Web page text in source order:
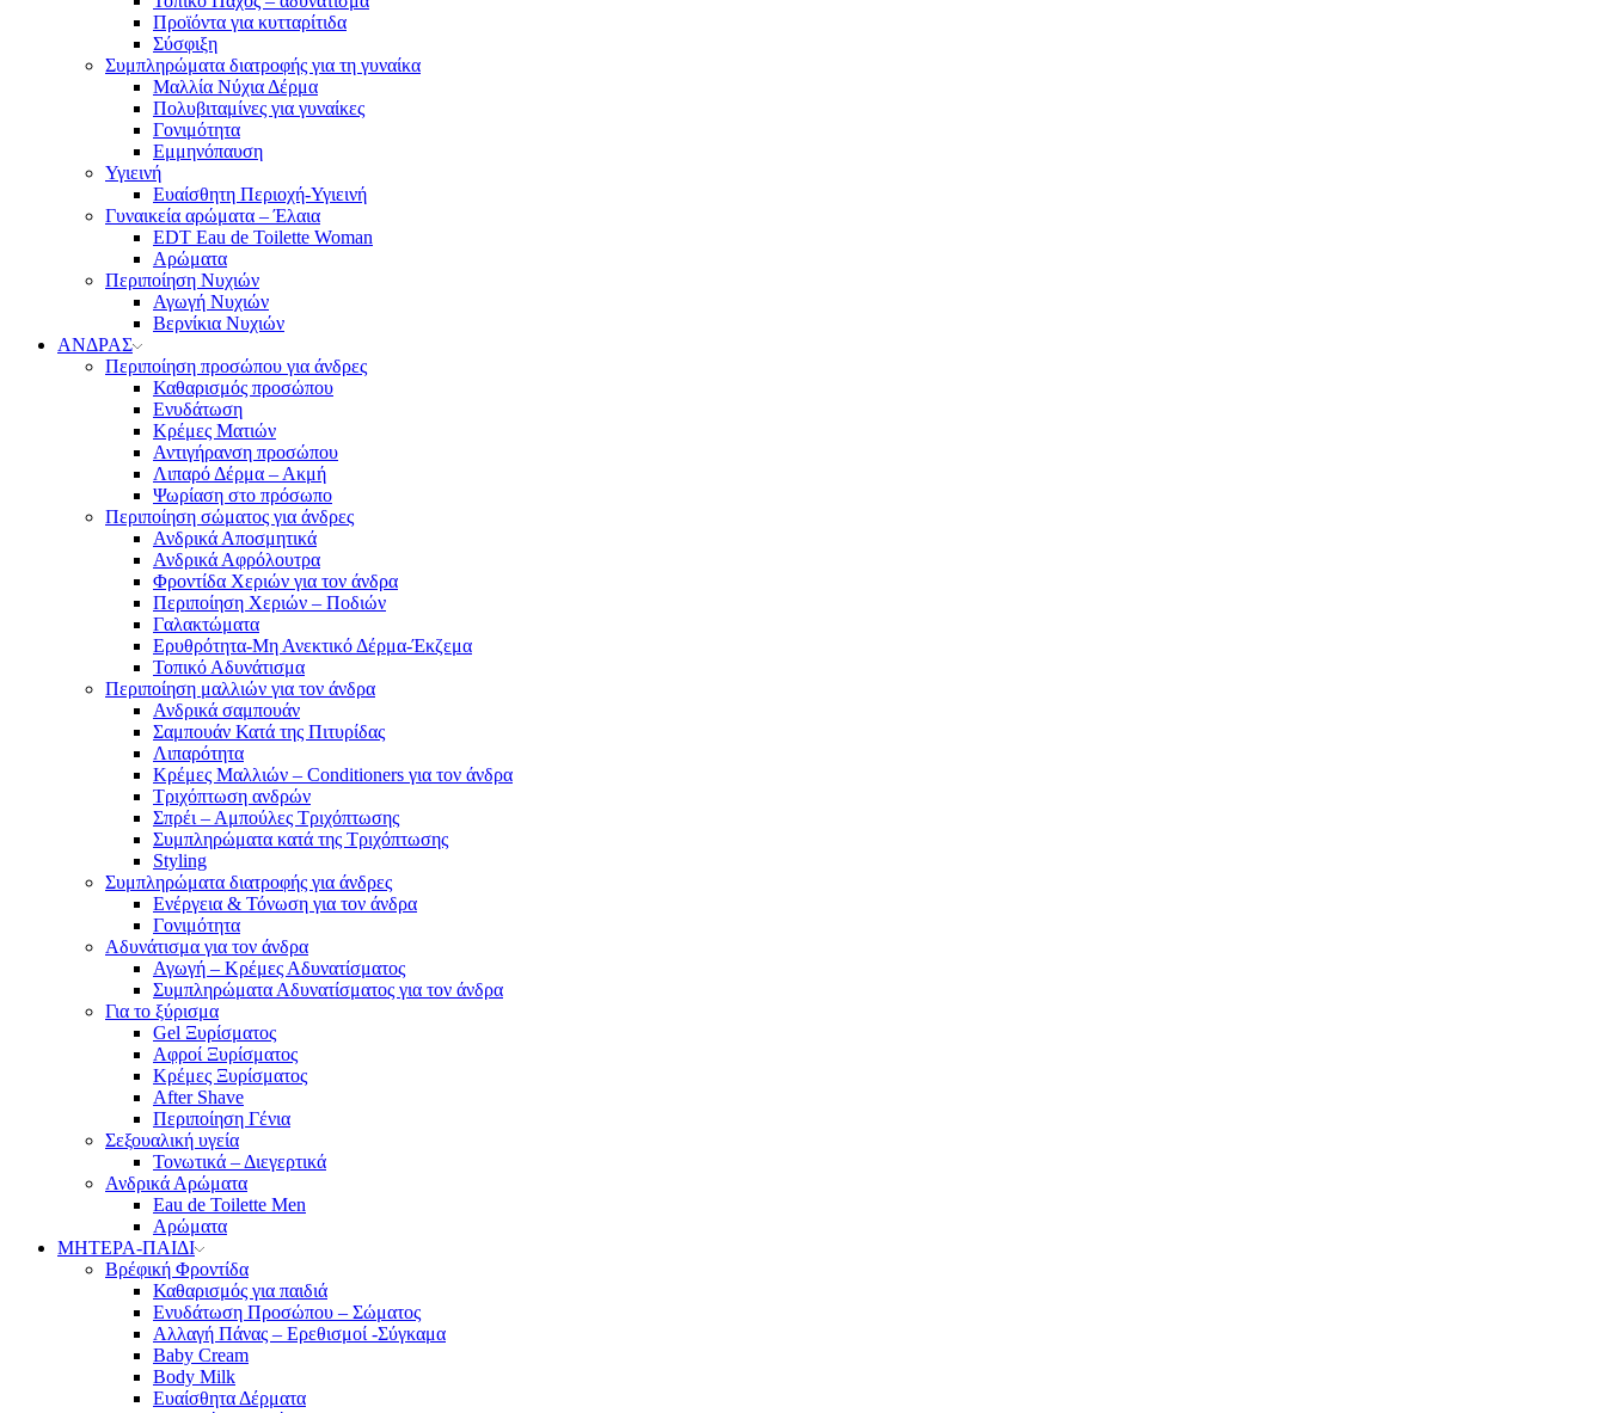
Προϊόντα για κυτταρίτιδα
Σύσφιξη
Συμπληρώματα διατροφής για τη γυναίκα
Μαλλία Νύχια Δέρμα
Πολυβιταμίνες για γυναίκες
Γονιμότητα
Εμμηνόπαυση
Υγιεινή
Ευαίσθητη Περιοχή-Υγιεινή
Γυναικεία αρώματα – Έλαια
EDT Eau de Toilette Woman
Αρώματα
Περιποίηση Νυχιών
Αγωγή Νυχιών
Βερνίκια Νυχιών
ΑΝΔΡΑΣ
Περιποίηση προσώπου για άνδρες
Καθαρισμός προσώπου
Ενυδάτωση
Κρέμες Ματιών
Αντιγήρανση προσώπου
Λιπαρό Δέρμα – Ακμή
Ψωρίαση στο πρόσωπο
Περιποίηση σώματος για άνδρες
Ανδρικά Αποσμητικά
Ανδρικά Αφρόλουτρα
Φροντίδα Χεριών για τον άνδρα
Περιποίηση Χεριών – Ποδιών
Γαλακτώματα
Ερυθρότητα-Μη Ανεκτικό Δέρμα-Έκζεμα
Τοπικό Αδυνάτισμα
Περιποίηση μαλλιών για τον άνδρα
Ανδρικά σαμπουάν
Σαμπουάν Κατά της Πιτυρίδας
Λιπαρότητα
Κρέμες Μαλλιών – Conditioners για τον άνδρα
Τριχόπτωση ανδρών
Σπρέι – Αμπούλες Τριχόπτωσης
Συμπληρώματα κατά της Τριχόπτωσης
Styling
Συμπληρώματα διατροφής για άνδρες
Ενέργεια & Τόνωση για τον άνδρα
Γονιμότητα
Αδυνάτισμα για τον άνδρα
Αγωγή – Κρέμες Αδυνατίσματος
Συμπληρώματα Αδυνατίσματος για τον άνδρα
Για το ξύρισμα
Gel Ξυρίσματος
Αφροί Ξυρίσματος
Κρέμες Ξυρίσματος
After Shave
Περιποίηση Γένια
Σεξουαλική υγεία
Τονωτικά – Διεγερτικά
Ανδρικά Αρώματα
Eau de Toilette Men
Αρώματα
ΜΗΤΕΡΑ-ΠΑΙΔΙ
Βρέφική Φροντίδα
Καθαρισμός για παιδιά
Ενυδάτωση Προσώπου – Σώματος
Αλλαγή Πάνας – Ερεθισμοί -Σύγκαμα
Baby Cream
Body Milk
Ευαίσθητα Δέρματα